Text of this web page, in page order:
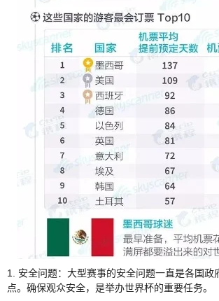
1. 安全问题：大型赛事的安全问题一直是各国政
点。确保观众安全，是举办世界杯的重要任务。